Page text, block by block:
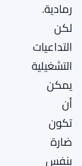
رمادية.
لكن
التداعيات
التشغيلية
يمكن
أن
تكون
ضارة
بنفس